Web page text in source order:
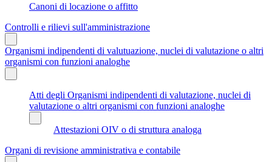
Canoni di locazione o affitto
Controlli e rilievi sull'amministrazione
Organismi indipendenti di valutuazione, nuclei di valutazione o altri
organismi con funzioni analoghe
Atti degli Organismi indipendenti di valutazione, nuclei di
valutazione o altri organismi con funzioni analoghe
Attestazioni OIV o di struttura analoga
Organi di revisione amministrativa e contabile